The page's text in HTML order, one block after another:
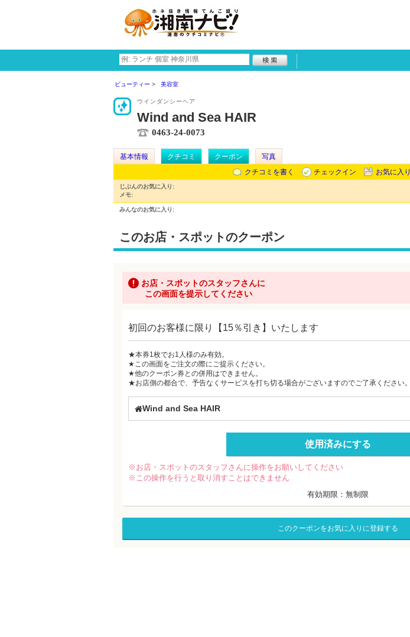
ビューティー 美容室
ウインダンシーヘア
Wind and Sea HAIR
0463-24-0073
基本情報 クチコミ クーポン
写真
クチコミを書く
チェックイン お気に入り
じぶんのお気に入り:
メモ:
みんなのお気に入り:
このお店・スポットのクーポン
お店・スポットのスタッフさんに
この画面を提示してください
初回のお客様に限り【15％引き】いたします
★本券1枚でお1人様のみ有効。
★この画面をご注文の際にご提示ください。
★他のクーポン券との併用はできません。
★お店側の都合で、予告なくサービスを打ち切る場合がございますのでご了承ください。
Wind and Sea HAIR
使用済みにする
※お店・スポットのスタッフさんに操作をお願いしてください
※この操作を行うと取り消すことはできません
有効期限：無制限
このクーポンをお気に入りに登録する